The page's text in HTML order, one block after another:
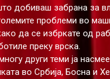
добиваш забрана за
проблеми во
да се избркате од
преку врска.
други теми ја
во Србија, Босна и